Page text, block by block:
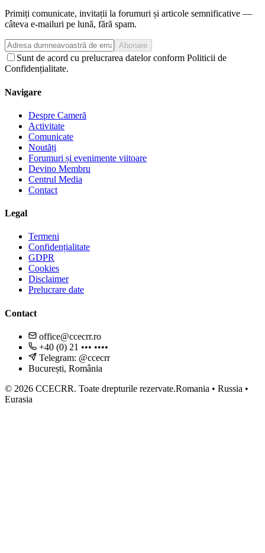
Primiți comunicate, invitații la forumuri și articole semnificative —
câteva e-mailuri pe lună, fără spam.
Abonare
Sunt de acord cu prelucrarea datelor conform Politicii de
Confidențialitate.
Navigare
Despre Cameră
Activitate
Comunicate
Noutăți
Forumuri și evenimente viitoare
Devino Membru
Centrul Media
Contact
Legal
Termeni
Confidențialitate
GDPR
Cookies
Disclaimer
Prelucrare date
Contact
office@ccecrr.ro
+40 (0) 21 ••• ••••
Telegram: @ccecrr
București, România
© 2026 CCECRR. Toate drepturile rezervate.Romania • Russia •
Eurasia